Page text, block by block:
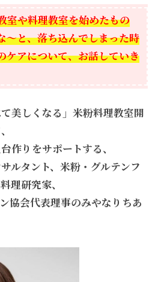
室や料理教室を始めたもの
〜と、落ち込んでしまった時
ケアについて、お話していき
美しくなる」 米粉料理教室開
作りをサポートする、
ルタント、 米粉・グルテンフ
理研究家、
協会代表理事のみやなりちあ